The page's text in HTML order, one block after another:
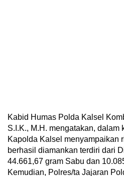
Kabid Humas Polda Kalsel
S.I.K., M.H. mengatakan, dalam
Kapolda Kalsel menyampaikan
berhasil diamankan terdiri dari
44.661,67 gram Sabu dan
Kemudian, Polres/ta Jajaran